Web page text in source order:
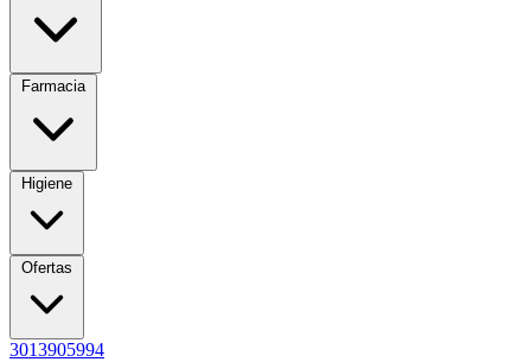
Farmacia
Higiene
Ofertas
3013905994